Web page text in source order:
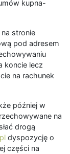
kupna-
stronie
pod adresem
koncie lecz
na rachunek
później w
na
drogą
dyspozycję o
części na